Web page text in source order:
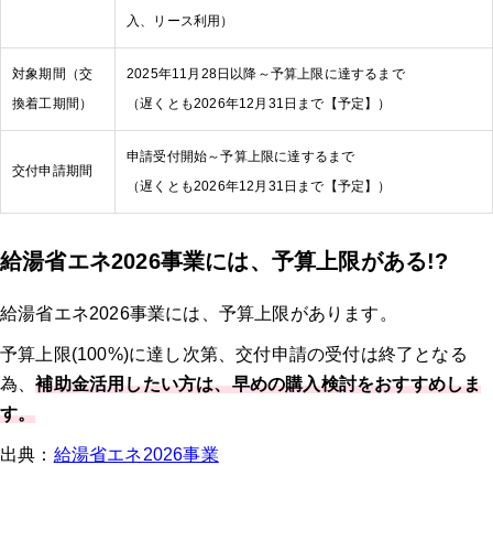
入、リース利用）
対象期間（交
換着工期間）
2025年11月28日以降～予算上限に達するまで
（遅くとも2026年12月31日まで【予定】）
交付申請期間
申請受付開始～予算上限に達するまで
（遅くとも2026年12月31日まで【予定】）
給湯省エネ2026事業には、予算上限がある!?
給湯省エネ2026事業には、予算上限があります。
予算上限(100%)に達し次第、交付申請の受付は終了となる
為、補助金活用したい方は、早めの購入検討をおすすめしま
す。
出典： 給湯省エネ2026事業